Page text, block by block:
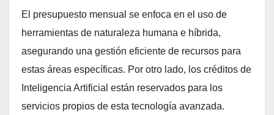
El presupuesto mensual se enfoca en el uso de
herramientas de naturaleza humana e híbrida,
asegurando una gestión eficiente de recursos para
estas áreas específicas. Por otro lado, los créditos de
Inteligencia Artificial están reservados para los
servicios propios de esta tecnología avanzada.